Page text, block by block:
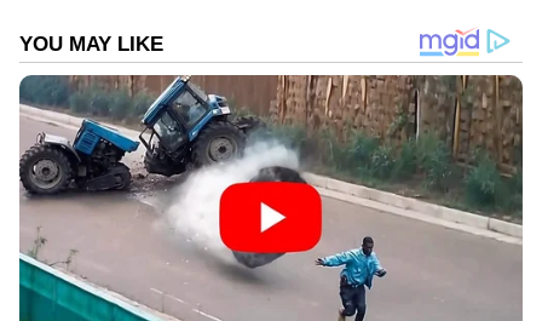
കച്ചവടത്തിന് പോയപ്പോൾ
ഓർക്കണമായിരുന്നെന്നും വെള്ളാപ്പള്ളി
മാധ്യമങ്ങളോട് പറഞ്ഞിരുന്നു. വെള്ളാപ്പള്ളി
തനിക്കെതിരെ പ്രവർത്തിച്ചു എന്ന പ്രതിഭയുടെ
ആരോപണത്തിലായിരുന്നു വെള്ളാപ്പള്ളിയുടെ
മറുപടി.
ആലപ്പുഴ: അമ്പലപ്പുള എംഎൽഎ ജി
സുധാകരൻ കുട്ടിച്ചാത്തനാണോ എന്ന